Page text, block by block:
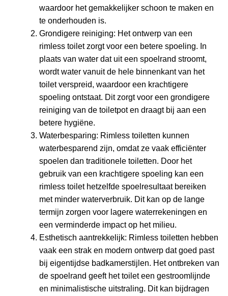
waardoor het gemakkelijker schoon te maken en
te onderhouden is.
Grondigere reiniging: Het ontwerp van een
rimless toilet zorgt voor een betere spoeling. In
plaats van water dat uit een spoelrand stroomt,
wordt water vanuit de hele binnenkant van het
toilet verspreid, waardoor een krachtigere
spoeling ontstaat. Dit zorgt voor een grondigere
reiniging van de toiletpot en draagt bij aan een
betere hygiëne.
Waterbesparing: Rimless toiletten kunnen
waterbesparend zijn, omdat ze vaak efficiënter
spoelen dan traditionele toiletten. Door het
gebruik van een krachtigere spoeling kan een
rimless toilet hetzelfde spoelresultaat bereiken
met minder waterverbruik. Dit kan op de lange
termijn zorgen voor lagere waterrekeningen en
een verminderde impact op het milieu.
Esthetisch aantrekkelijk: Rimless toiletten hebben
vaak een strak en modern ontwerp dat goed past
bij eigentijdse badkamerstijlen. Het ontbreken van
de spoelrand geeft het toilet een gestroomlijnde
en minimalistische uitstraling. Dit kan bijdragen